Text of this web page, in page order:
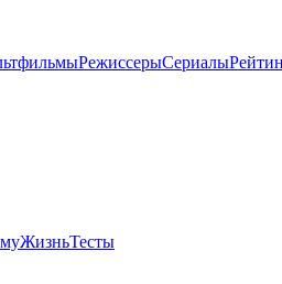
РежиссерыСериалы
ЖизньТесты